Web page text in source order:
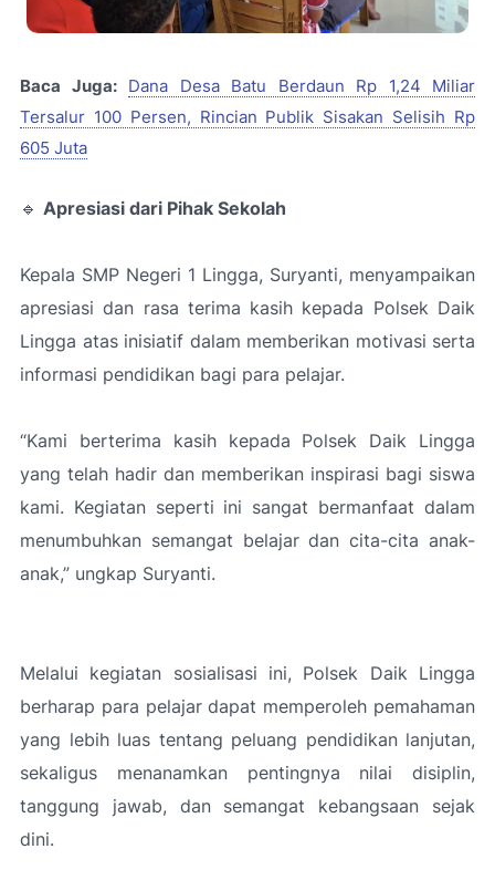
Baca Juga:
Dana Desa Batu Berdaun Rp 1,24 Miliar
Tersalur 100 Persen, Rincian Publik Sisakan Selisih Rp
605 Juta
🔹 Apresiasi dari Pihak Sekolah
Kepala SMP Negeri 1 Lingga, Suryanti, menyampaikan
apresiasi dan rasa terima kasih kepada Polsek Daik
Lingga atas inisiatif dalam memberikan motivasi serta
informasi pendidikan bagi para pelajar.
“Kami berterima kasih kepada Polsek Daik Lingga
yang telah hadir dan memberikan inspirasi bagi siswa
kami. Kegiatan seperti ini sangat bermanfaat dalam
menumbuhkan semangat belajar dan cita-cita anak-
anak,” ungkap Suryanti.
Melalui kegiatan sosialisasi ini, Polsek Daik Lingga
berharap para pelajar dapat memperoleh pemahaman
yang lebih luas tentang peluang pendidikan lanjutan,
sekaligus menanamkan pentingnya nilai disiplin,
tanggung jawab, dan semangat kebangsaan sejak
dini.